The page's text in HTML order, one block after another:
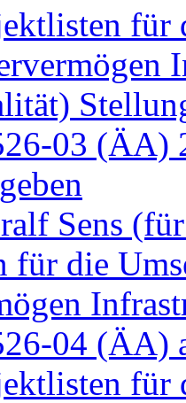
für
03 (ÄA)
Sens
für die
04 (ÄA)
für